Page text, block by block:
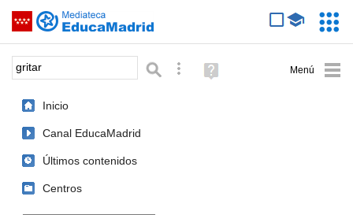
Saltar navegación
Palabra o frase: Búsqueda avanzada
Ayuda
(en
Inicio
Canal EducaMadrid
Últimos contenidos
Centros